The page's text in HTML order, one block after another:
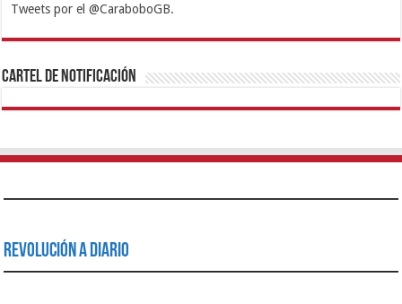
Tweets por el @CaraboboGB.
1xbetBetturkeyBetistKralbetSupertotobetTipobetMatadorbetMariobet
https://mvbcasino.com/
Cartel de Notificación
Revolución a Diario